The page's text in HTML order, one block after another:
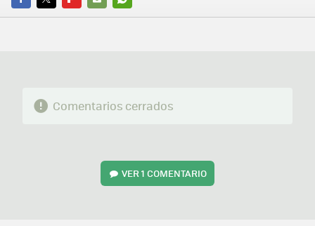
FACEBOOK
TWITTERFLIPBOARD
E-
WHATSAPP
Comentarios cerrados
VER1 COMENTARIO